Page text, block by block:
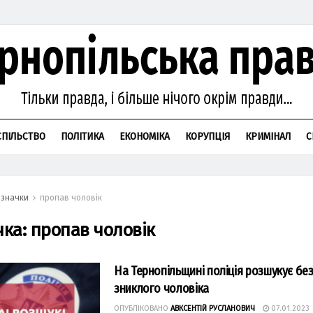
ПОЛІТИКА ЕКОНОМІКА КОРУПЦІЯ КРИМІНАЛ
пропав чоловік
пропав чоловік
На Тернопільщині поліція розшукує
зниклого чоловіка
ОПУБЛІКОВАНО АВКСЕНТІЙ РУСЛАНОВИЧ 07.01.2023